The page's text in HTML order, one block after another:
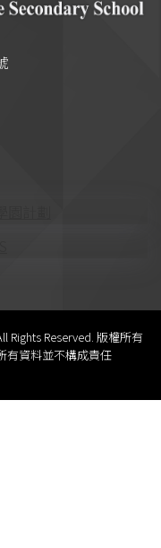
Rights Reserved. 版權所有
有資料並不構成責任